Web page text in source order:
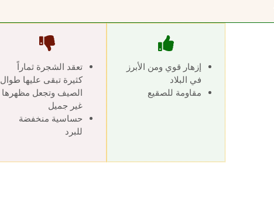
إزهار قوي ومن الأبرز
في البلاد
مقاومة للصقيع
تعقد الشجرة ثماراً
كثيرة تبقى عليها طوال
الصيف وتجعل مظهرها
غير جميل
حساسية منخفضة
للبرد